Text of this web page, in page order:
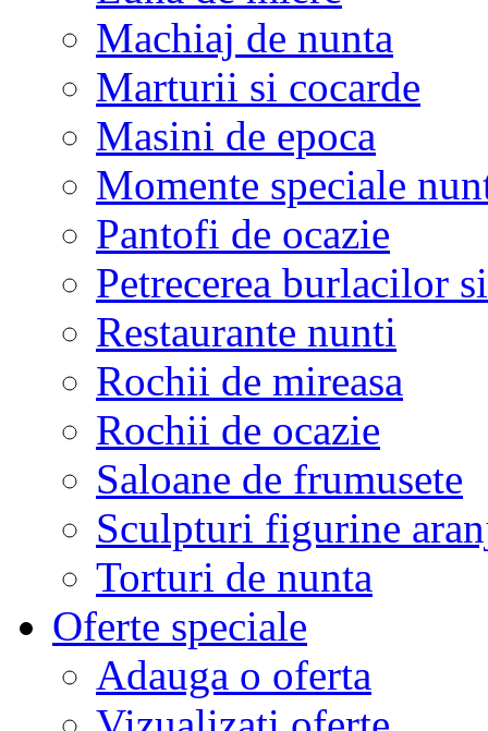
Machiaj de nunta
Marturii si cocarde
Masini de epoca
Momente speciale
Pantofi de ocazie
Petrecerea burlacilor
Restaurante nunti
Rochii de mireasa
Rochii de ocazie
Saloane de frumusete
Sculpturi figurine
Torturi de nunta
Oferte speciale
Adauga o oferta